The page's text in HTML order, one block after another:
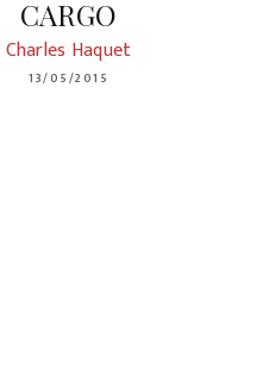
CARGO
Charles Haquet
13/05/2015